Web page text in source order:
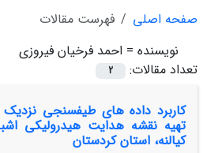
صفحه اصلی
فهرست مقالات
نویسنده = احمد فرخیان فیروزی
تعداد مقالات:
2
کاربرد داده های طیفسنجی
تهیه نقشه هدایت هیدرولیکی
کیالنه، استان کردستان